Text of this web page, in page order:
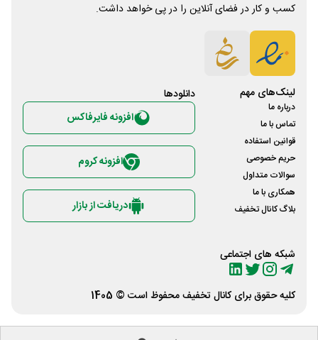
کسب و کار در فضای آنلاین را در پی خواهد داشت.
لینک‌های مهم
درباره ما
تماس با ما
قوانین استفاده
حریم خصوصی
سوالات متداول
همکاری با ما
بلاگ کانال تخفیف
شبکه های اجتماعی
دانلود‌ها
افزونه فایرفاکس
افزونه کروم
دریافت از بازار
کلیه حقوق برای کانال تخفیفمحفوظ است © 1405